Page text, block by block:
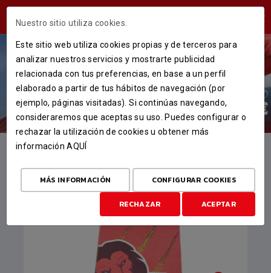
VER MÁS
ARTÍCULOS DESTACADOS
Nuestro sitio utiliza cookies.
Este sitio web utiliza cookies propias y de terceros para
analizar nuestros servicios y mostrarte publicidad
relacionada con tus preferencias, en base a un perfil
elaborado a partir de tus hábitos de navegación (por
ejemplo, páginas visitadas). Si continúas navegando,
consideraremos que aceptas su uso. Puedes configurar o
rechazar la utilización de cookies u obtener más
informaciónAQUÍ
MÁS INFORMACIÓN CONFIGURAR COOKIES
RECHAZAR ACEPTAR